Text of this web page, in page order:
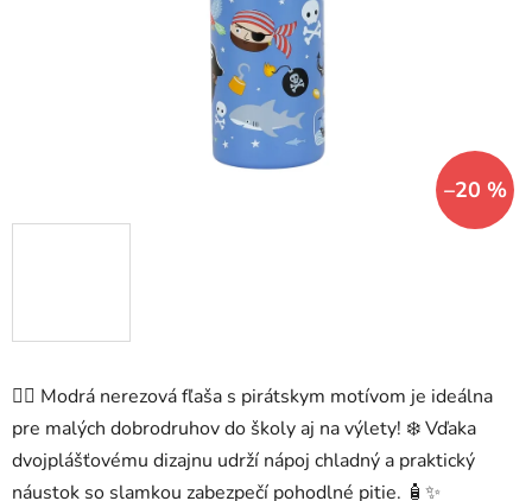
🏴‍☠️ Modrá nerezová fľaša s pirátskym motívom je ideálna
pre malých dobrodruhov do školy aj na výlety! ❄️ Vďaka
dvojplášťovému dizajnu udrží nápoj chladný a praktický
náustok so slamkou zabezpečí pohodlné pitie. 🧴✨
–20 %